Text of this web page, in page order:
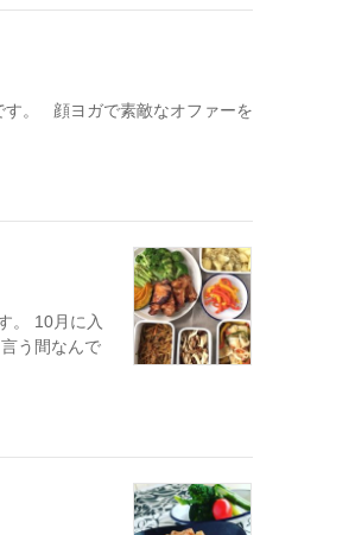
。 顔ヨガで素敵なオファーを
。 10月に入
う間なんで